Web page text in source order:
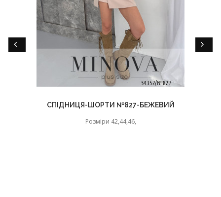
СПІДНИЦЯ-ШОРТИ №827-БЕЖЕВИЙ
Розміри 42,44,46,